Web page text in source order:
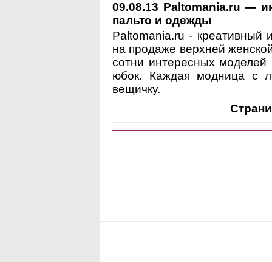
09.08.13 Paltomania.ru —
пальто и одежды
Paltomania.ru - креативный
на продаже верхней
сотни интересных моделей
юбок. Каждая модница с
вещичку.